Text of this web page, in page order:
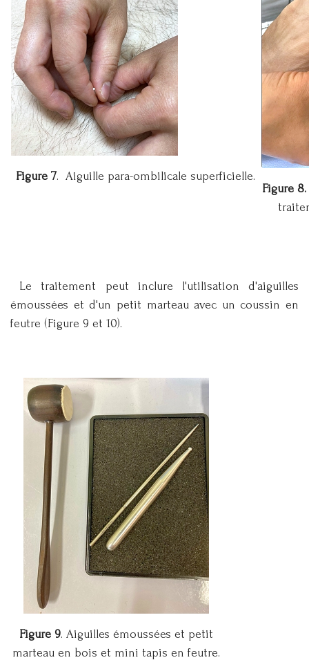
Figure 7. Aiguille para-ombilicale superficielle.
Figure 8.
Le traitement peut inclure l'utilisation d'aiguilles
émoussées et d'un petit marteau avec un coussin en
feutre (Figure 9 et 10).
Figure 9. Aiguilles émoussées et petit
marteau en bois et mini tapis en feutre.